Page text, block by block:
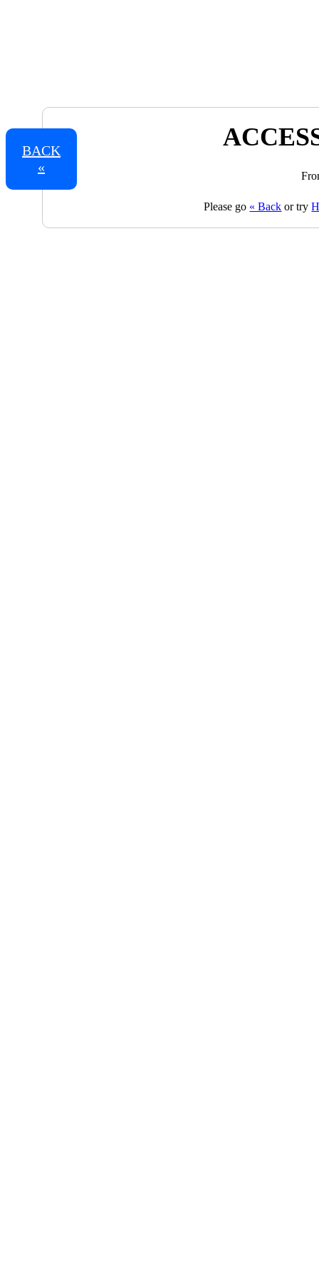
BACK
«
Please go « Back or try